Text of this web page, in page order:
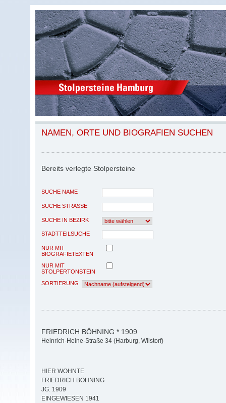
NAMEN, ORTE UND BIOGRAFIEN SUCHEN
Bereits verlegte Stolpersteine
SUCHE NAME
SUCHE STRASSE
SUCHE IN BEZIRK
STADTTEILSUCHE
NUR MIT
BIOGRAFIETEXTEN
NUR MIT
STOLPERTONSTEIN
SORTIERUNG
FRIEDRICH BÖHNING * 1909
Heinrich-Heine-Straße 34 (Harburg, Wilstorf)
HIER WOHNTE
FRIEDRICH BÖHNING
JG. 1909
EINGEWIESEN 1941